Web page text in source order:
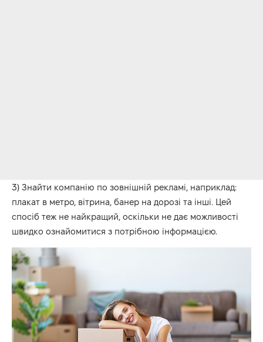
3) Знайти компанію по зовнішній рекламі, наприклад:
плакат в метро, вітрина, банер на дорозі та інші. Цей
спосіб теж не найкращий, оскільки не дає можливості
швидко ознайомитися з потрібною інформацією.